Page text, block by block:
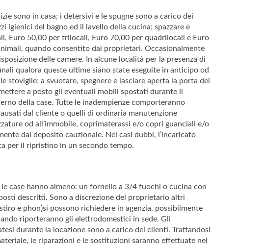
sono in casa; i detersivi e le spugne sono a carico dei
igienici del bagno ed il lavello della cucina; spazzare e
Euro 50,00 per trilocali, Euro 70,00 per quadrilocali e Euro
quando consentito dai proprietari. Occasionalmente
delle camere. In alcune località per la presenza di
qualora queste ultime siano state eseguite in anticipo od
stoviglie; a svuotare, spegnere e lasciare aperta la porta del
a posto gli eventuali mobili spostati durante il
della case. Tutte le inadempienze comporteranno
dal cliente o quelli di ordinaria manutenzione
od all’immobile, coprimaterassi e/o copri guanciali e/o
dal deposito cauzionale. Nei casi dubbi, l’incaricato
per il ripristino in un secondo tempo.
case hanno almeno: un fornello a 3/4 fuochi o cucina con
descritti. Sono a discrezione del proprietario altri
e phon)si possono richiedere in agenzia, possibilmente
riporteranno gli elettrodomestici in sede. Gli
durante la locazione sono a carico dei clienti. Trattandosi
le riparazioni e le sostituzioni saranno effettuate nei